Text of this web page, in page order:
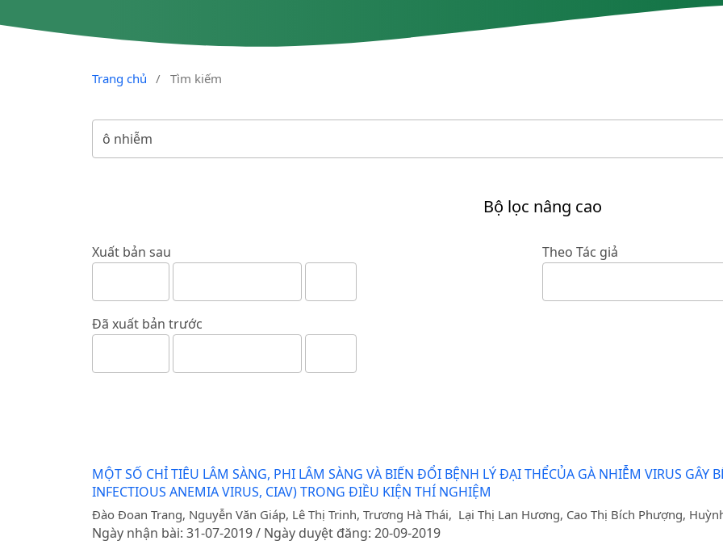
Trang chủ / Tìm kiếm
Bộ lọc nâng cao
Xuất bản sau
Đã xuất bản trước
Theo Tác giả
MỘT SỐ CHỈ TIÊU LÂM SÀNG, PHI LÂM SÀNG VÀ BIẾN ĐỔI BỆNH LÝ ĐẠI THỂCỦA GÀ NHIỄM VIRUS GÂY
INFECTIOUS ANEMIA VIRUS, CIAV) TRONG ĐIỀU KIỆN THÍ NGHIỆM
Đào Đoan Trang, Nguyễn Văn Giáp, Lê Thị Trinh, Trương Hà Thái, Lại Thị Lan Hương, Cao Thị Bích Phượng,
Ngày nhận bài: 31-07-2019 / Ngày duyệt đăng: 20-09-2019